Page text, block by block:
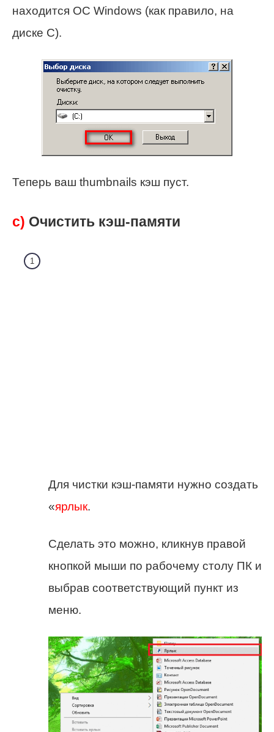
находится ОС Windows (как правило, на
диске С).
Теперь ваш thumbnails кэш пуст.
c) Очистить кэш-памяти
Для чистки кэш-памяти нужно создать
«ярлык.
Сделать это можно, кликнув правой
кнопкой мыши по рабочему столу ПК и
выбрав соответствующий пункт из
меню.